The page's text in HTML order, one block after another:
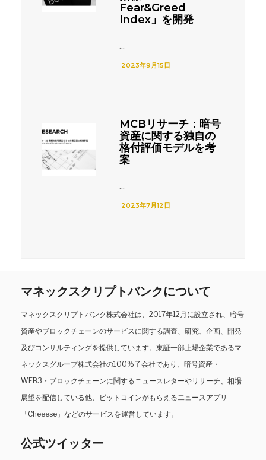
Fear&Greed
Index」を開発
...
2023年9月15日
MCBリサーチ：暗号
資産に関する独自の
格付評価モデルを考
案
...
2023年7月12日
マネックスクリプトバンクについて
マネックスクリプトバンク株式会社は、2017年12月に設立され、暗号
資産やブロックチェーンのサービスに関する調査、研究、企画、開発
及びコンサルティングを提供しています。東証一部上場企業であるマ
ネックスグループ株式会社の100%子会社であり、暗号資産・
WEB3・ブロックチェーンに関するニュースレターやリサーチ、相場
展望を配信している他、ビットコインがもらえる二ュースアプリ
「Cheeese」などのサービスを運営しています。
公式ツイッター